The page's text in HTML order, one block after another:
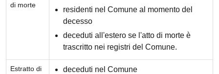
di morte
residenti nel Comune al momento del
decesso
deceduti all'estero se l'atto di morte è
trascritto nei registri del Comune.
Estratto di
deceduti nel Comune